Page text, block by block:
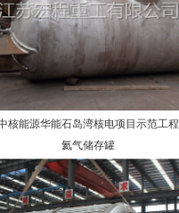
核能源华能石岛湾核电项目示范工程
氦气储存罐